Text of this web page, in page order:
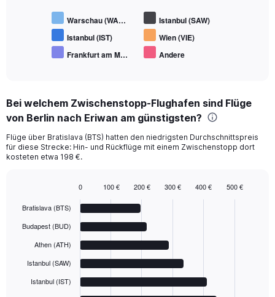
Warschau (WA…
Istanbul (SAW)
Istanbul (IST)
Wien (VIE)
Frankfurt am M…
Andere
Bei welchem Zwischenstopp-Flughafen sind Flüge
von Berlin nach Eriwan am günstigsten?
Flüge über Bratislava (BTS) hatten den niedrigsten Durchschnittspreis
für diese Strecke: Hin- und Rückflüge mit einem Zwischenstopp dort
kosteten etwa 198 €.
chart
The
has
graphic.
Bratislava (BTS)
Budapest (BUD)
Athen (ATH)
Istanbul (SAW)
Istanbul (IST)
0 100 € 200 € 300 € 400 € 500 €